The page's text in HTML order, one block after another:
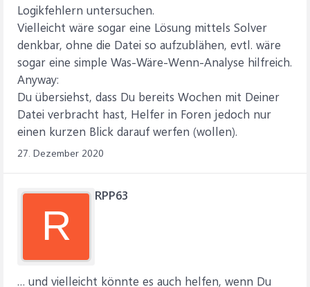
Logikfehlern untersuchen.
Vielleicht wäre sogar eine Lösung mittels Solver
denkbar, ohne die Datei so aufzublähen, evtl. wäre
sogar eine simple Was-Wäre-Wenn-Analyse hilfreich.
Anyway:
Du übersiehst, dass Du bereits Wochen mit Deiner
Datei verbracht hast, Helfer in Foren jedoch nur
einen kurzen Blick darauf werfen (wollen).
27. Dezember 2020
R
RPP63
… und vielleicht könnte es auch helfen, wenn Du